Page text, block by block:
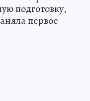
подготовку,
первое